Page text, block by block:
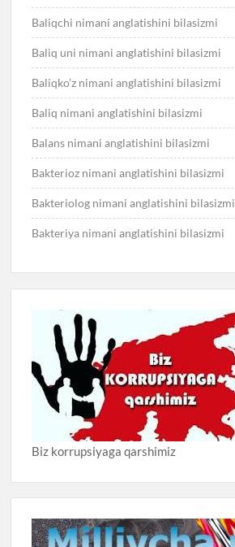
Baliqchi nimani anglatishini bilasizmi
Baliq uni nimani anglatishini bilasizmi
Baliqko’z nimani anglatishini bilasizmi
Baliq nimani anglatishini bilasizmi
Balans nimani anglatishini bilasizmi
Bakterioz nimani anglatishini bilasizmi
Bakteriolog nimani anglatishini bilasizmi
Bakteriya nimani anglatishini bilasizmi
Biz korrupsiyaga qarshimiz